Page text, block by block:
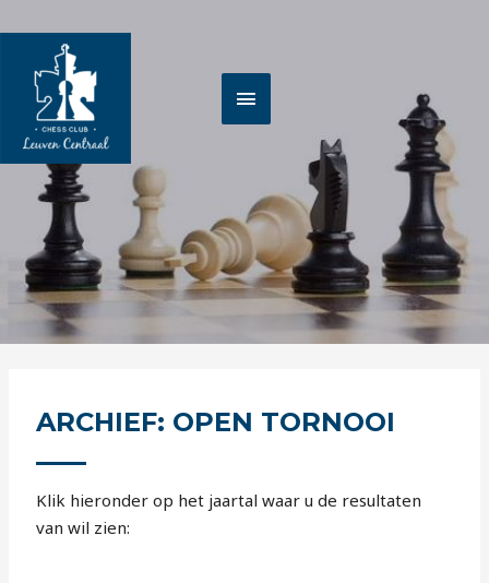
naar
inhoud
ARCHIEF: OPEN TORNOOI
Klik hieronder op het jaartal waar u de resultaten
van wil zien: